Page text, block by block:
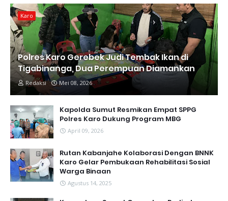
Karo
Polres Karo Gerebek Judi Tembak Ikan di
Tigabinanga, Dua Perempuan Diamankan
Redaksi Mei 08, 2026
Kapolda Sumut Resmikan Empat SPPG
Polres Karo Dukung Program MBG
April 09, 2026
Rutan Kabanjahe Kolaborasi Dengan BNNK
Karo Gelar Pembukaan Rehabilitasi Sosial
Warga Binaan
Agustus 14, 2025